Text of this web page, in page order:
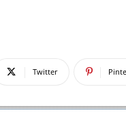
Twitter